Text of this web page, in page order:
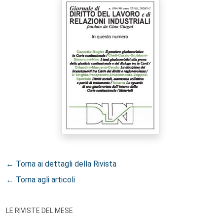
← Torna ai dettagli della Rivista
← Torna agli articoli
LE RIVISTE DEL MESE